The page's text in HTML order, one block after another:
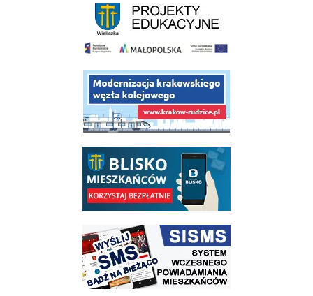
link do opisu projektu budowy linii kolejowej Krakow Rudzice
link do opisu aplikacji - BLISKO, Gmina Wieliczka w aplikacji Blisko
link do strony systemu wczesnego ostrzegania mieszkańców SISMS